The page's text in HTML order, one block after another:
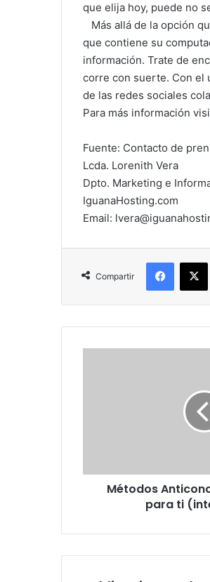
que elija hoy, puede no
Más allá de la opción
que contiene su
información. Trate de
corre con suerte. Con el
de las redes sociales
Para más información
Fuente: Contacto de
Lcda. Lorenith Vera
Dpto. Marketing e
IguanaHosting.com
Email:
Compartir
X
Métodos
para ti